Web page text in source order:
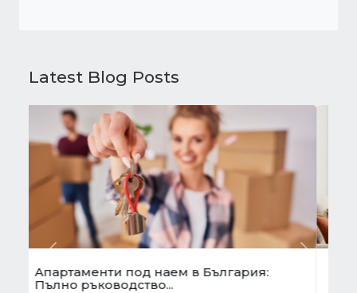
Latest Blog Posts
Готови завеси за хол на една ръка
разстояние